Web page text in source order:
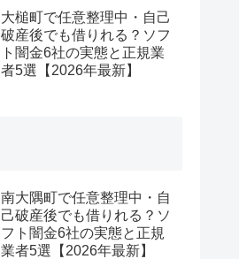
大槌町で任意整理中・自己
破産後でも借りれる？ソフ
ト闇金6社の実態と正規業
者5選【2026年最新】
南大隅町で任意整理中・自
己破産後でも借りれる？ソ
フト闇金6社の実態と正規
業者5選【2026年最新】